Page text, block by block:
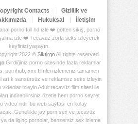
Contacts
Gizlilik ve
Hukuksal İletişim
porno full hd izle ❤️ götten sikiş, porno
izle ❤️ Tecavüz zorla seks izleyerek
keyfinizi yaşayın.
2022 © SiktirgoAll rights reserved.
Girdiğiniz porno sitesinde fazla reklamlar
pornhub, xxx filmleri izlemeniz tamamen
artık sansürsüz ve reklamsız seks izleyin
videolar izleyin Adult tecavüz film sitesi ile
indirebilirsiniz özetle hem porno seyret
video indir bu web sayfası en kolay
Genellikle jav porn sex ve tecavüz
da ilginç pornolar, benzersiz sex izleme